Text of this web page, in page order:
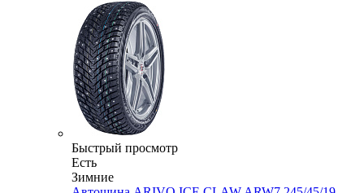
Быстрый просмотр
Есть
Зимние